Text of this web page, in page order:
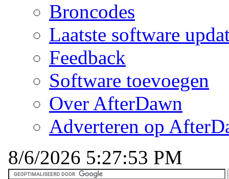
Broncodes
Laatste software
Feedback
Software toevoegen
Over AfterDawn
Adverteren op
8/6/2026 5:27:53 PM